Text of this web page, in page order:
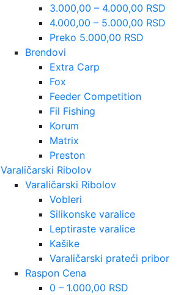
3.000,00 – 4.000,00 RSD
4.000,00 – 5.000,00 RSD
Preko 5.000,00 RSD
Brendovi
Extra Carp
Fox
Feeder Competition
Fil Fishing
Korum
Matrix
Preston
Varaličarski Ribolov
Varaličarski Ribolov
Vobleri
Silikonske varalice
Leptiraste varalice
Kašike
Varaličarski prateći pribor
Raspon Cena
0 – 1.000,00 RSD